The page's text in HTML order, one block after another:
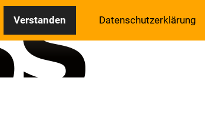
Verstanden Datenschutzerklärung